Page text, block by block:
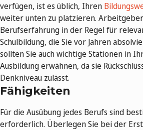
verfügen, ist es üblich, Ihren
weiter unten zu platzieren.
Berufserfahrung in der Regel für
Schulbildung, die Sie vor Jahren
sollten Sie auch wichtige Stationen in
Ausbildung erwähnen, da sie
Denkniveau zulässt.
Fähigkeiten
Für die Ausübung jedes Berufs sind
erforderlich. Überlegen Sie bei der